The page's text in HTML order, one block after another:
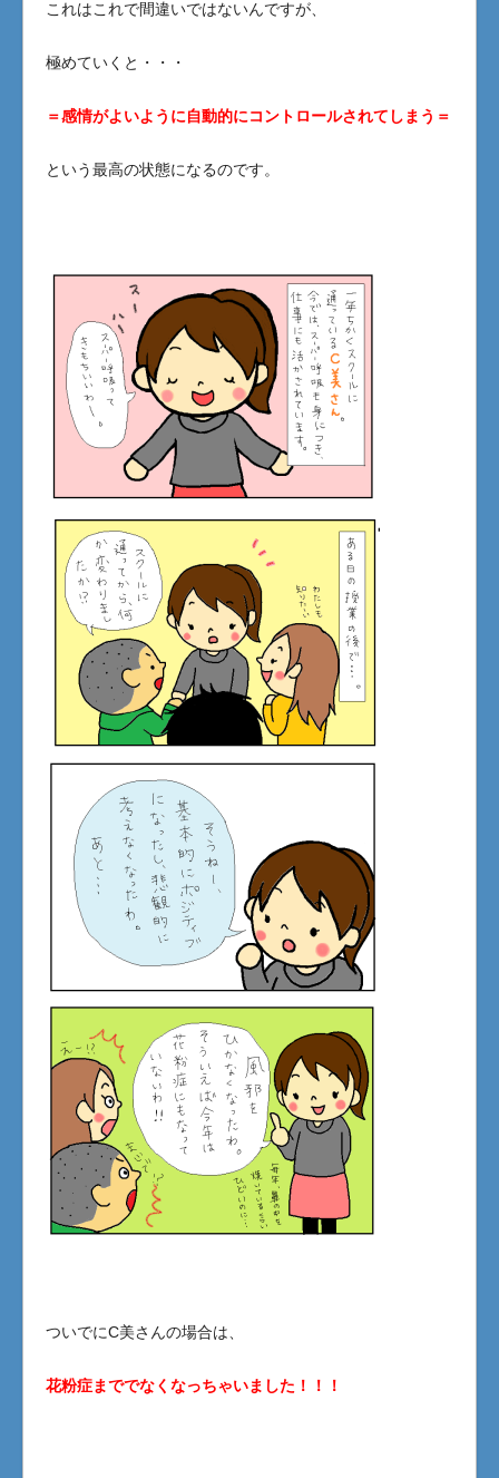
これはこれで間違いではないんですが、
極めていくと・・・
＝感情がよいように自動的にコントロールされてしまう＝
という最高の状態になるのです。
ついでにC美さんの場合は、
花粉症まででなくなっちゃいました！！！